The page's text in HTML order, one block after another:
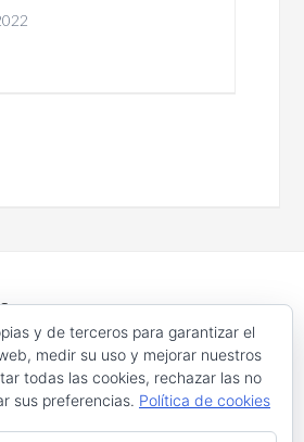
y de terceros para garantizar el
medir su uso y mejorar nuestros
todas las cookies, rechazar las no
sus preferencias. Política de cookies